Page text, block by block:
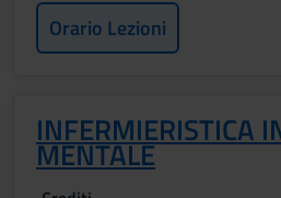
Orario Lezioni
INFERMIERISTICA
MENTALE